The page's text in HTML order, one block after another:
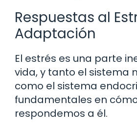
Respuestas al
Adaptación
El estrés es una parte
vida, y tanto el sistema
como el sistema
fundamentales en
respondemos a él.